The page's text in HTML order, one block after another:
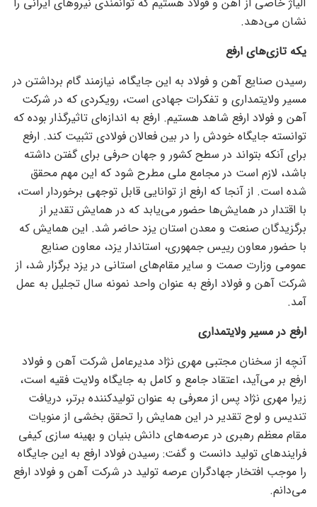
نشان می‌دهد.
یکه تازی‌های ارفع
رسیدن صنایع آهن و فولاد به این جایگاه، نیازمند گام برداشتن در
مسیر ولایتمداری و تفکرات جهادی است، رویکردی که در شرکت
آهن و فولاد ارفع شاهد هستیم. ارفع به اندازه‌ای تاثیرگذار بوده که
توانسته جایگاه خودش را در بین فعالان فولادی تثبیت کند. ارفع
برای آنکه بتواند در سطح کشور و جهان حرفی برای گفتن داشته
باشد، لازم است در مجامع ملی مطرح شود که این مهم محقق
شده است. از آنجا که ارفع از توانایی قابل توجهی برخوردار است،
با اقتدار در همایش‌ها حضور می‌یابد که در همایش تقدیر از
برگزیدگان صنعت و معدن استان یزد حاضر شد. این همایش که
با حضور معاون رییس جمهوری، استاندار یزد، معاون صنایع
عمومی وزارت صمت و سایر مقام‌های استانی در یزد برگزار شد، از
شرکت آهن و فولاد ارفع به عنوان واحد نمونه سال تجلیل به عمل
آمد.
ارفع در مسیر ولایتمداری
آنچه از سخنان مجتبی مهری نژاد مدیرعامل شرکت آهن و فولاد
ارفع بر می‌آید، اعتقاد جامع و کامل به جایگاه ولایت فقیه است،
زیرا مهری نژاد پس از معرفی به عنوان تولیدکننده برتر، دریافت
تندیس و لوح تقدیر در این همایش را تحقق بخشی از منویات
مقام معظم رهبری در عرصه‌های دانش بنیان و بهینه سازی کیفی
فرایند‌های تولید دانست و گفت: رسیدن فولاد ارفع به این جایگاه
را موجب افتخار جهادگران عرصه تولید در شرکت آهن و فولاد ارفع
می‌دانم.